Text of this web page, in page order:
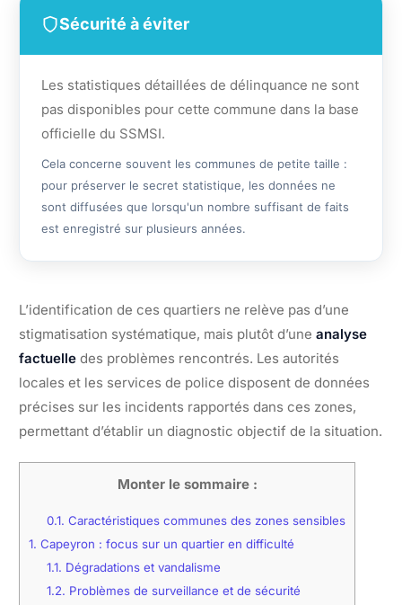
Sécurité à éviter
Les statistiques détaillées de délinquance ne sont
pas disponibles pour cette commune dans la base
officielle du SSMSI.
Cela concerne souvent les communes de petite taille :
pour préserver le secret statistique, les données ne
sont diffusées que lorsqu'un nombre suffisant de faits
est enregistré sur plusieurs années.
L’identification de ces quartiers ne relève pas d’une
stigmatisation systématique, mais plutôt d’une analyse
factuelle des problèmes rencontrés. Les autorités
locales et les services de police disposent de données
précises sur les incidents rapportés dans ces zones,
permettant d’établir un diagnostic objectif de la situation.
Monter le sommaire :
0.1. Caractéristiques communes des zones sensibles
1. Capeyron : focus sur un quartier en difficulté
1.1. Dégradations et vandalisme
1.2. Problèmes de surveillance et de sécurité